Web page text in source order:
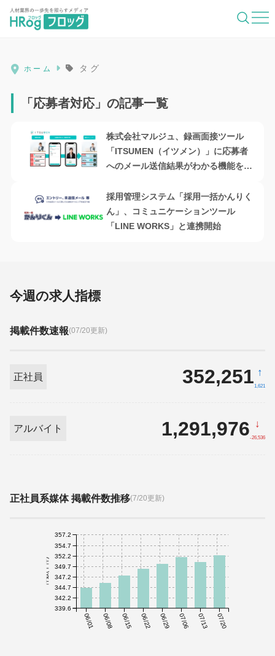
HRog | 人材業界の一歩先を照らすメディ
ホーム タグ
「応募者対応」の記事一覧
株式会社マルジュ、録画面接ツール
「ITSUMEN（イツメン）」に応募者
へのメール送信結果がわかる機能を追
採用管理システム「採用一括かんりく
ん」、コミュニケーションツール
「LINE WORKS」と連携開始
今週の求人指標
掲載件数速報(07/20更新)
正社員 352,251 ↑
1,621
アルバイト 1,291,976 ↓
-26,536
正社員系媒体 掲載件数推移(7/20更新)
06/01 06/08 06/15 06/22 06/29 07/06 07/13 07/20
件数(千件)
339.6
342.2
344.7
347.2
349.7
352.2
354.7
357.2